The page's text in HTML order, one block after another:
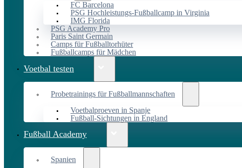
FC Barcelona
PSG Hochleistungs-Fußballcamp in Virginia
IMG Florida
PSG Academy Pro
Paris Saint Germain
Camps für Fußballtorhüter
Fußballcamps für Mädchen
Voetbal testen
Probetrainings für Fußballmannschaften
Voetbalproeven in Spanje
Fußball-Sichtungen in England
Fußball Academy
Spanien